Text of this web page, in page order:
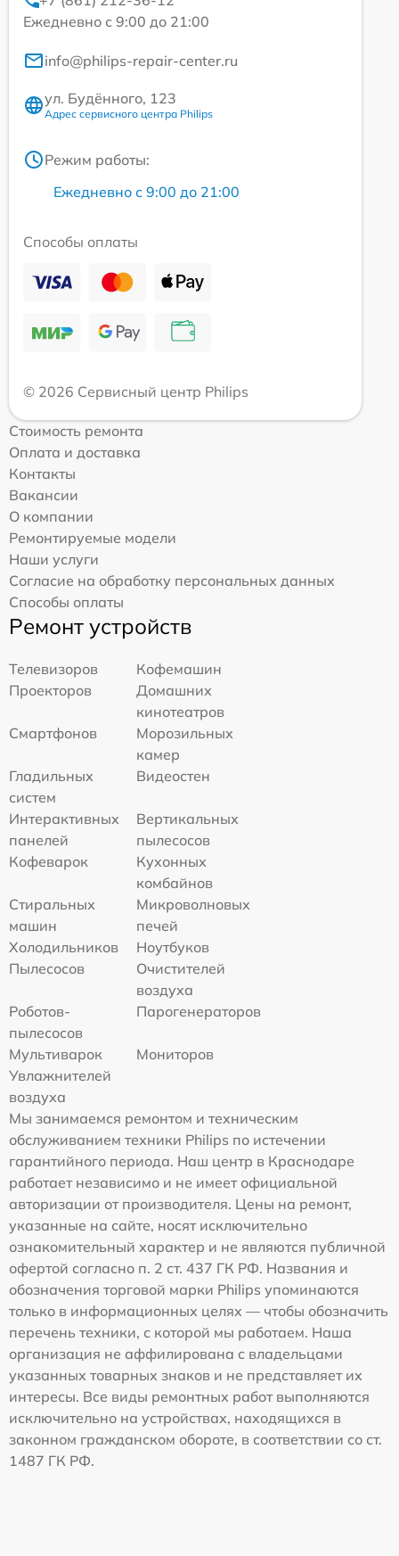
Ежедневно с 9:00 до 21:00
info@philips-repair-center.ru
ул. Будённого, 123
Адрес сервисного центра Philips
Режим работы:
Ежедневно с 9:00 до 21:00
Способы оплаты
© 2026 Сервисный центр Philips
Стоимость ремонта
Оплата и доставка
Контакты
Вакансии
О компании
Ремонтируемые модели
Наши услуги
Согласие на обработку персональных данных
Способы оплаты
Ремонт устройств
Телевизоров
Кофемашин
Проекторов
Домашних
кинотеатров
Смартфонов
Морозильных
камер
Гладильных
систем
Видеостен
Интерактивных
панелей
Вертикальных
пылесосов
Кофеварок
Кухонных
комбайнов
Стиральных
машин
Микроволновых
печей
Холодильников
Ноутбуков
Пылесосов
Очистителей
воздуха
Роботов-
пылесосов
Парогенераторов
Мультиварок
Мониторов
Увлажнителей
воздуха
Мы занимаемся ремонтом и техническим
обслуживанием техники Philips по истечении
гарантийного периода. Наш центр в Краснодаре
работает независимо и не имеет официальной
авторизации от производителя. Цены на ремонт,
указанные на сайте, носят исключительно
ознакомительный характер и не являются публичной
офертой согласно п. 2 ст. 437 ГК РФ. Названия и
обозначения торговой марки Philips упоминаются
только в информационных целях — чтобы обозначить
перечень техники, с которой мы работаем. Наша
организация не аффилирована с владельцами
указанных товарных знаков и не представляет их
интересы. Все виды ремонтных работ выполняются
исключительно на устройствах, находящихся в
законном гражданском обороте, в соответствии со ст.
1487 ГК РФ.